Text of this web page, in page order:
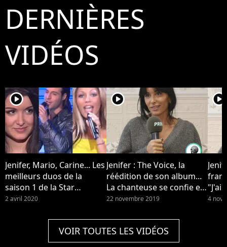
DERNIÈRES
VIDÉOS
player2
Jenifer, Mario, Carine... Les
meilleurs duos de la
saison 1 de la Star
Academy sont disponibles
2 avril 2020
player2
Jenifer : The Voice, la
réédition de son album...
La chanteuse se confie en
interview
22 novembre 2019
player2
"J'ai
4
VOIR TOUTES LES VIDÉOS